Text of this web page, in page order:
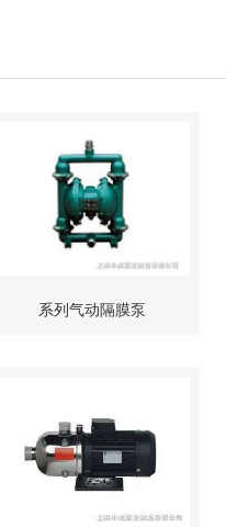
系列气动隔膜泵